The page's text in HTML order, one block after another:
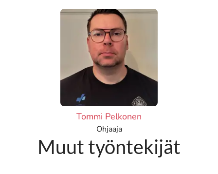
Tommi Pelkonen
Ohjaaja
Muut työntekijät